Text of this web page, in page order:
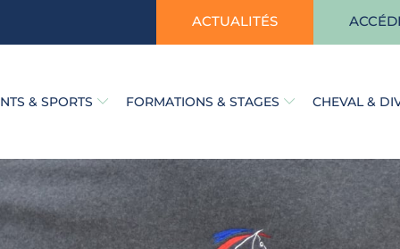
ACTUALITÉS
& SPORTS FORMATIONS & STAGES CHEVAL &